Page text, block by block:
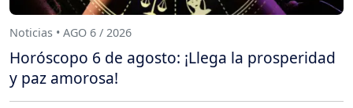
Noticias • AGO 6 / 2026
Horóscopo 6 de agosto: ¡Llega la prosperidad
y paz amorosa!